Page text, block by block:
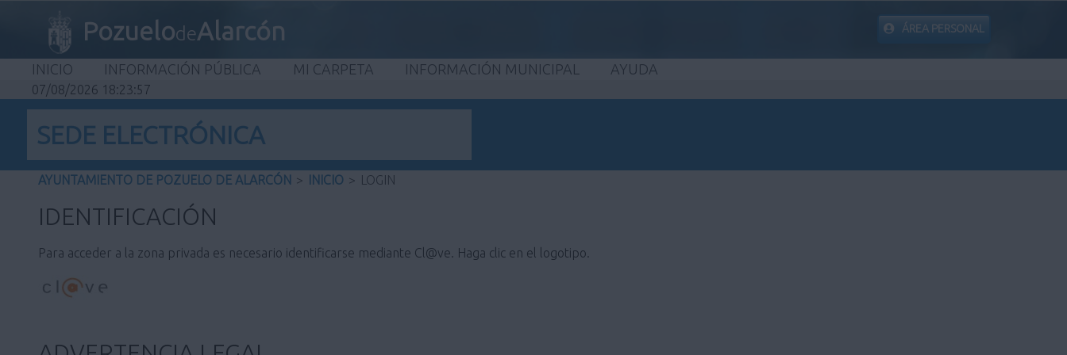
PozuelodeAlarcón ÁREA PERSONAL
INICIO INFORMACIÓN PÚBLICA MI CARPETA INFORMACIÓN MUNICIPAL AYUDA
07/08/2026 18:23:57
SEDE ELECTRÓNICA
AYUNTAMIENTO DE POZUELO DE ALARCÓN > INICIO > LOGIN
IDENTIFICACIÓN
Para acceder a la zona privada es necesario identificarse mediante Cl@ve. Haga clic en el logotipo.